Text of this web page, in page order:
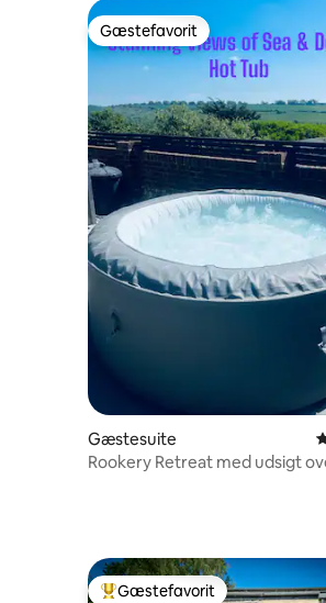
Gæstefavorit
Gæstefavorit
Gæstesuite
Rookery Retreat med udsigt
Gæstefavorit